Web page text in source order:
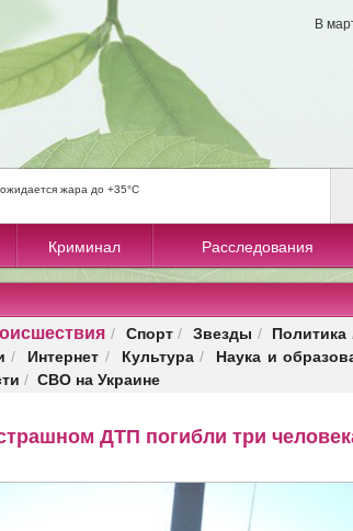
В
жара до +35°C
Криминал Расследования
/ Спорт/ Звезды / Политика
/ Интернет / Культура/ Наука и
/ СВО на Украине
ДТП погибли три